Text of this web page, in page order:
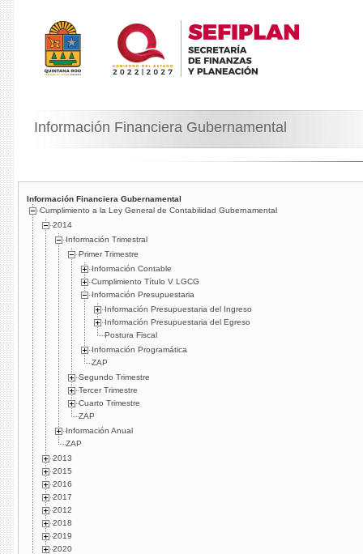
Información Financiera Gubernamental
Información Financiera Gubernamental
Cumplimiento a la Ley General de Contabilidad Gubernamental
2014
Información Trimestral
Primer Trimestre
Información Contable
Cumplimiento Tí­tulo V LGCG
Información Presupuestaria
Información Presupuestaria del Ingreso
Información Presupuestaria del Egreso
Postura Fiscal
Información Programática
ZAP
Segundo Trimestre
Tercer Trimestre
Cuarto Trimestre
ZAP
Información Anual
ZAP
2013
2015
2016
2017
2012
2018
2019
2020